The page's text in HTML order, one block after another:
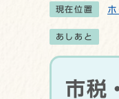
現在位置
あしあと
市税